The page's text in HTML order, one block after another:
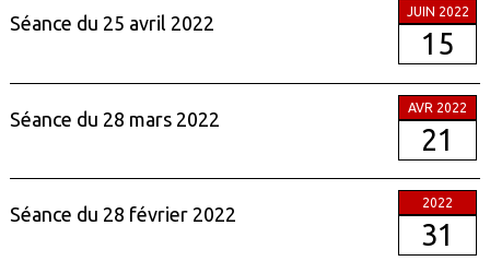
Séance du 25 avril 2022
JUIN 2022
15
Séance du 28 mars 2022
AVR 2022
21
Séance du 28 février 2022
2022
31